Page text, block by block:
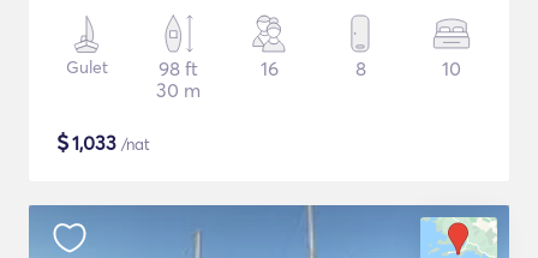
Gulet
98 ft
30 m
16 8 10
$1,033 /nat